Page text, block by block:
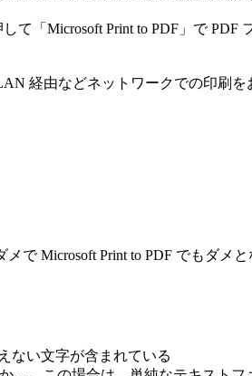
て「Microsoft Print to PDF」で
経由などネットワークでの印刷
で Microsoft Print to PDF でもダメ
ない文字が含まれている